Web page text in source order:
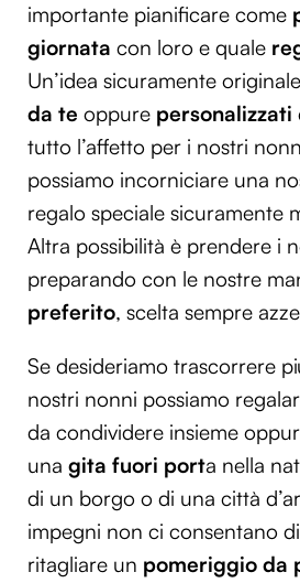
importante pianificare come
giornata con loro e quale
Un’idea sicuramente
da te oppure personalizzati
tutto l’affetto per i nostri
possiamo incorniciare una
regalo speciale sicuramente
Altra possibilità è prendere i
preparando con le nostre
preferito, scelta sempre
Se desideriamo trascorrere
nostri nonni possiamo
da condividere insieme
una gita fuori porta nella
di un borgo o di una città
impegni non ci consentano
ritagliare un pomeriggio da